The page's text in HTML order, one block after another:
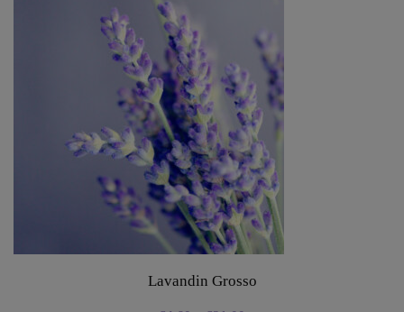
Lavandin Grosso